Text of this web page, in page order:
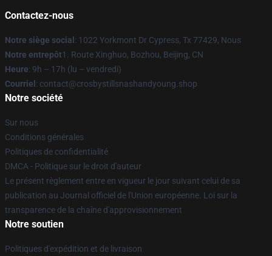
Contactez-nous
Notre siège social : 1022 Yorkmont Dr Cypress, Tx 77429, Nous
Notre entrepôt1. Route Xinghuo, Bozhou, Beijing, CN
Heure: 9h – 17h (lu – vendredi)
Courriel : contact@crosbystillsnashandyoung.shop
Notre société
Sur nous
Conditions générales
Politiques de confidentialité
DMCA - Politique sur le droit d'auteur
Le présent règlement entre en vigueur le jour suivant celui de sa
publication au Journal officiel de l'Union européenne. Loi sur la
transparence de la chaîne d'approvisionnement
Notre soutien
Politiques d'expédition et de livraison